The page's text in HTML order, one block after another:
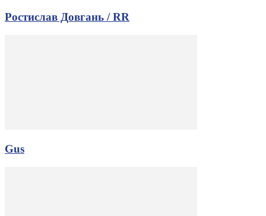
Ростислав Довгань / RR
Gus